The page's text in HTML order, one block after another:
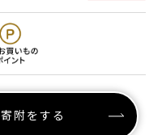
寄附をする